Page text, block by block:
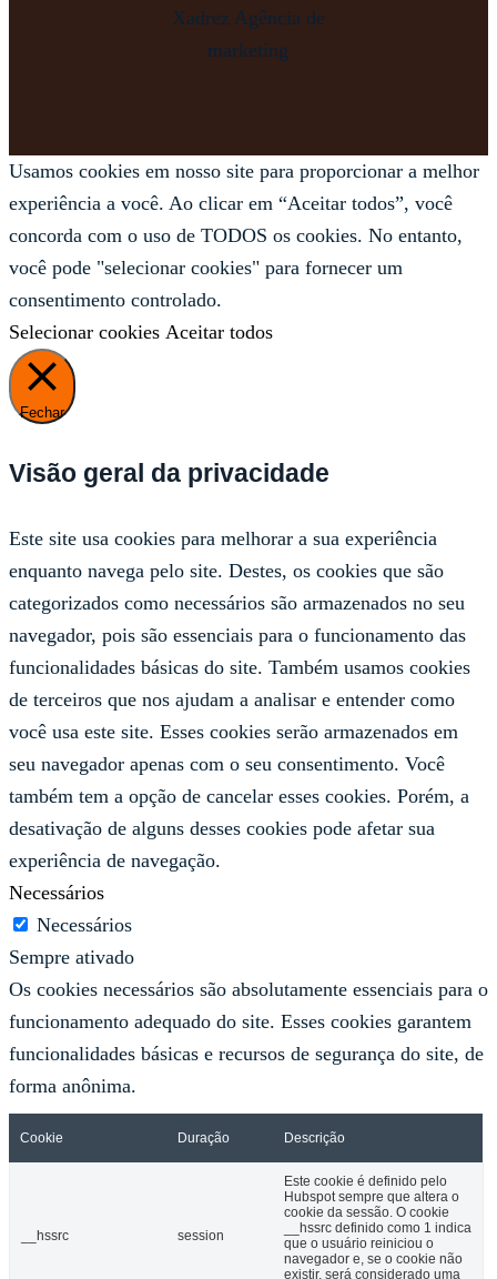
Usamos cookies em nosso site para proporcionar a melhor
experiência a você. Ao clicar em “Aceitar todos”, você
concorda com o uso de TODOS os cookies. No entanto,
você pode "selecionar cookies" para fornecer um
consentimento controlado.
Selecionar cookies Aceitar todos
Fechar
Visão geral da privacidade
Este site usa cookies para melhorar a sua experiência
enquanto navega pelo site. Destes, os cookies que são
categorizados como necessários são armazenados no seu
navegador, pois são essenciais para o funcionamento das
funcionalidades básicas do site. Também usamos cookies
de terceiros que nos ajudam a analisar e entender como
você usa este site. Esses cookies serão armazenados em
seu navegador apenas com o seu consentimento. Você
também tem a opção de cancelar esses cookies. Porém, a
desativação de alguns desses cookies pode afetar sua
experiência de navegação.
Necessários
Necessários
Sempre ativado
Os cookies necessários são absolutamente essenciais para o
funcionamento adequado do site. Esses cookies garantem
funcionalidades básicas e recursos de segurança do site, de
forma anônima.
Cookie Duração Descrição
__hssrc session
Este cookie é definido pelo
Hubspot sempre que altera o
cookie da sessão. O cookie
__hssrc definido como 1 indica
que o usuário reiniciou o
navegador e, se o cookie não
existir, será considerado uma